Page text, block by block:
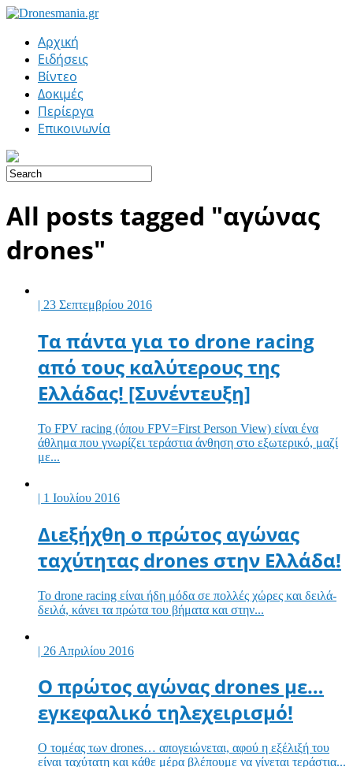
Αρχική
Ειδήσεις
Βίντεο
Δοκιμές
Περίεργα
Επικοινωνία
All posts tagged "αγώνας
drones"
| 23 Σεπτεμβρίου 2016
Τα πάντα για το drone racing
από τους καλύτερους της
Ελλάδας! [Συνέντευξη]
Το FPV racing (όπου FPV=First Person View) είναι ένα
άθλημα που γνωρίζει τεράστια άνθηση στο εξωτερικό, μαζί
με...
| 1 Ιουλίου 2016
Διεξήχθη ο πρώτος αγώνας
ταχύτητας drones στην Ελλάδα!
Το drone racing είναι ήδη μόδα σε πολλές χώρες και δειλά-
δειλά, κάνει τα πρώτα του βήματα και στην...
| 26 Απριλίου 2016
O πρώτος αγώνας drones με…
εγκεφαλικό τηλεχειρισμό!
Ο τομέας των drones… απογειώνεται, αφού η εξέλιξή του
είναι ταχύτατη και κάθε μέρα βλέπουμε να γίνεται τεράστια...